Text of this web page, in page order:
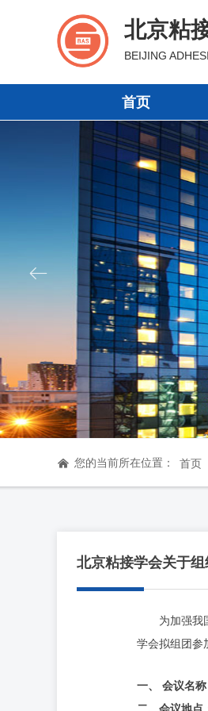
北京粘
BEIJING
首页
首页
낀 您的当前所在位置： 首页
北京粘接学会关于
为加强我
学会拟组团参
一、 会议名称
ꂃ